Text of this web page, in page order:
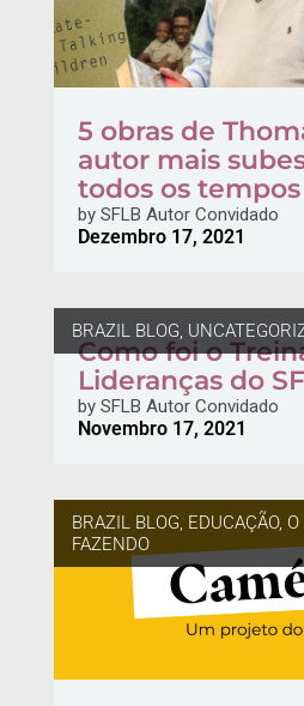
5 obras de
autor mais
todos os tempos
bySFLB Autor Convidado
Dezembro 17, 2021
BRAZIL BLOG,
Como foi o
Lideranças do
bySFLB Autor Convidado
Novembro 17, 2021
BRAZIL BLOG, EDUCAÇÃO,
FAZENDO